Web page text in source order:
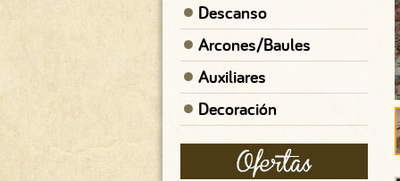
Descanso
Arcones/Baules
Auxiliares
Decoración